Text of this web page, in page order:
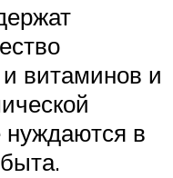
витаминов и
нуждаются в